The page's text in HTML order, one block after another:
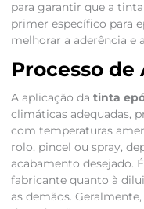
para garantir que a
primer específico para
melhorar a aderência e
Processo de
A aplicação da tinta
climáticas adequadas,
com temperaturas
rolo, pincel ou spray,
acabamento desejado.
fabricante quanto à
as demãos.